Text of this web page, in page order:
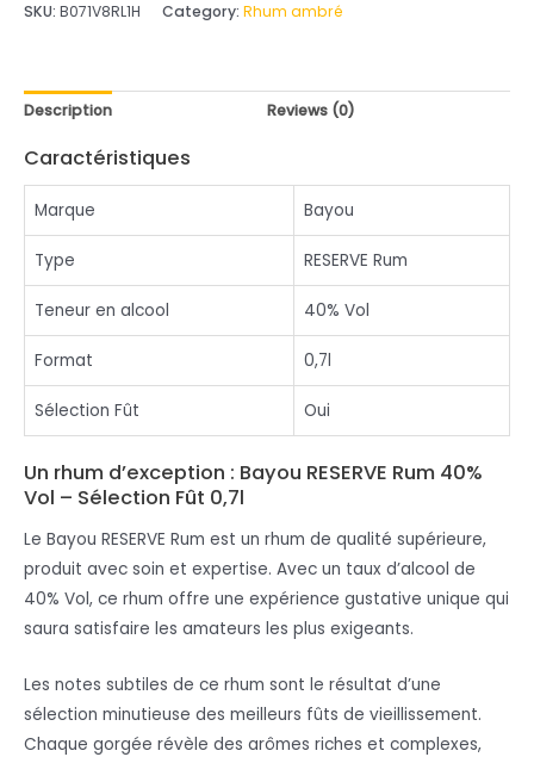
SKU: B071V8RL1H Category: Rhum ambré
Description Reviews (0)
Caractéristiques
Marque Bayou
Type RESERVE Rum
Teneur en alcool 40% Vol
Format 0,7l
Sélection Fût Oui
Un rhum d’exception : Bayou RESERVE Rum 40%
Vol – Sélection Fût 0,7l
Le Bayou RESERVE Rum est un rhum de qualité supérieure,
produit avec soin et expertise. Avec un taux d’alcool de
40% Vol, ce rhum offre une expérience gustative unique qui
saura satisfaire les amateurs les plus exigeants.
Les notes subtiles de ce rhum sont le résultat d’une
sélection minutieuse des meilleurs fûts de vieillissement.
Chaque gorgée révèle des arômes riches et complexes,